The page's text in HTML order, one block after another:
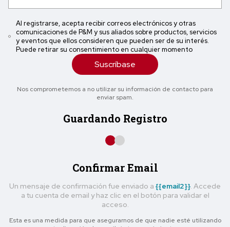
Al registrarse, acepta recibir correos electrónicos y otras
comunicaciones de P&M y sus aliados sobre productos, servicios
y eventos que ellos consideren que pueden ser de su interés.
Puede retirar su consentimiento en cualquier momento
Suscríbase
Nos comprometemos a no utilizar su información de contacto para
enviar spam.
Guardando Registro
Confirmar Email
Un mensaje de confirmación fue enviado a {{email2}}. Accede
a tu cuenta de email y haz clic en el botón para validar el
acceso.
Esta es una medida para que asegurarnos de que nadie esté utilizando